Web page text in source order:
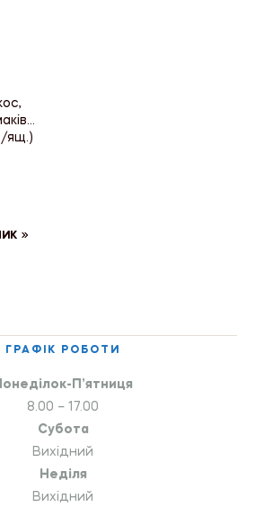
ящ.)
ГРАФІК РОБОТИ
П’ятниця
8.00 – 17.00
Субота
Вихідний
Неділя
Вихідний